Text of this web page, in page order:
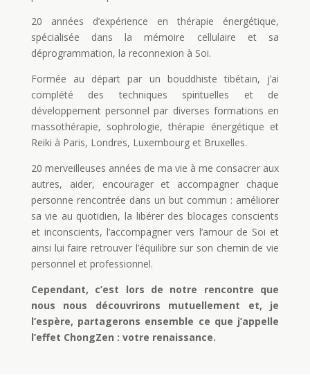
20 années d’expérience en thérapie énergétique,
spécialisée dans la mémoire cellulaire et sa
déprogrammation, la reconnexion à Soi.
Formée au départ par un bouddhiste tibétain, j’ai
complété des techniques spirituelles et de
développement personnel par diverses formations en
massothérapie, sophrologie, thérapie énergétique et
Reiki à Paris, Londres, Luxembourg et Bruxelles.
20 merveilleuses années de ma vie à me consacrer aux
autres, aider, encourager et accompagner chaque
personne rencontrée dans un but commun : améliorer
sa vie au quotidien, la libérer des blocages conscients
et inconscients, l’accompagner vers l’amour de Soi et
ainsi lui faire retrouver l’équilibre sur son chemin de vie
personnel et professionnel.
Cependant, c’est lors de notre rencontre que
nous nous découvrirons mutuellement et, je
l’espère, partagerons ensemble ce que j’appelle
l’effet ChongZen : votre renaissance.